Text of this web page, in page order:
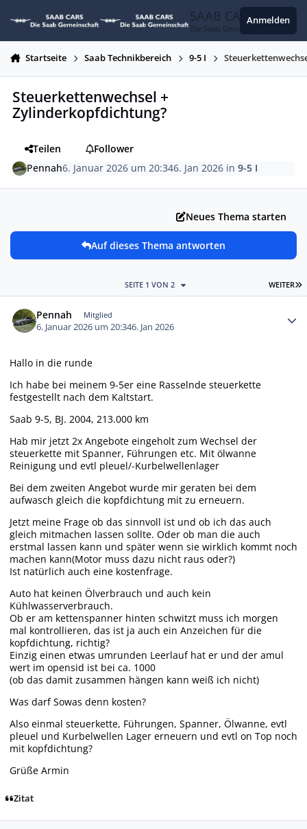
SAAB CARS
Die Saab Gemeinschaft
Anmelden
Startseite Saab Technikbereich 9-5 I
Steuerkettenwechsel +
Zylinderkopfdichtung?
Teilen
Follower
Pennah6. Januar 2026 um 20:346. Jan 2026 in9-5 I
Neues Thema starten
Auf dieses Thema antworten
WEITER
SEITE 1 VON 2
Pennah Mitglied
6. Januar 2026 um 20:346. Jan 2026
Hallo in die runde
Ich habe bei meinem 9-5er eine Rasselnde steuerkette
festgestellt nach dem Kaltstart.
Saab 9-5, BJ. 2004, 213.000 km
Hab mir jetzt 2x Angebote eingeholt zum Wechsel der
steuerkette mit Spanner, Führungen etc. Mit ölwanne
Reinigung und evtl pleuel/-Kurbelwellenlager
Bei dem zweiten Angebot wurde mir geraten bei dem
aufwasch gleich die kopfdichtung mit zu erneuern.
Jetzt meine Frage ob das sinnvoll ist und ob ich das auch
gleich mitmachen lassen sollte. Oder ob man die auch
erstmal lassen kann und später wenn sie wirklich kommt noch
machen kann(Motor muss dazu nicht raus oder?)
Ist natürlich auch eine kostenfrage.
Auto hat keinen Ölverbrauch und auch kein
Kühlwasserverbrauch.
Ob er am kettenspanner hinten schwitzt muss ich morgen
mal kontrollieren, das ist ja auch ein Anzeichen für die
kopfdichtung, richtig?
Einzig einen etwas umrunden Leerlauf hat er und der amul
wert im opensid ist bei ca. 1000
(ob das damit zusammen hängen kann weiß ich nicht)
Was darf Sowas denn kosten?
Also einmal steuerkette, Führungen, Spanner, Ölwanne, evtl
pleuel und Kurbelwellen Lager erneuern und evtl on Top noch
mit kopfdichtung?
Grüße Armin
Zitat